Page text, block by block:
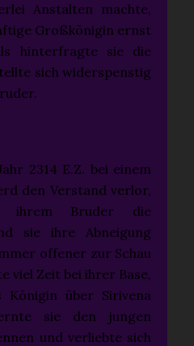
Anstalten machte,
Großkönigin ernst
hinterfragte sie die
sich widerspenstig
2314 E.Z. bei einem
den Verstand verlor,
ihrem Bruder die
sie ihre Abneigung
offener zur Schau
viel Zeit bei ihrer Base,
Königin über Sirivena
sie den jungen
und verliebte sich